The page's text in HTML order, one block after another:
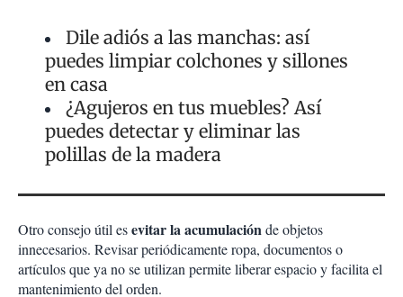
Dile adiós a las manchas: así
puedes limpiar colchones y sillones
en casa
¿Agujeros en tus muebles? Así
puedes detectar y eliminar las
polillas de la madera
Otro consejo útil esevitar la acumulaciónde objetos
innecesarios. Revisar periódicamente ropa, documentos o
artículos que ya no se utilizan permite liberar espacio y facilita el
mantenimiento del orden.